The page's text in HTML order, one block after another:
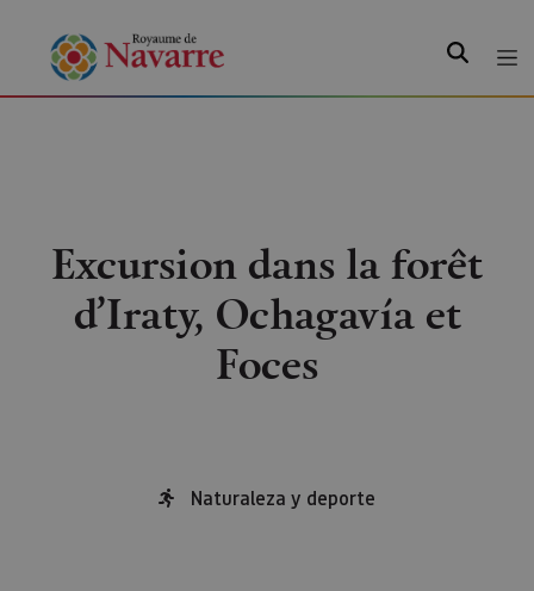
Excursion dans la forêt
d’Iraty, Ochagavía et
Foces
Naturaleza y deporte